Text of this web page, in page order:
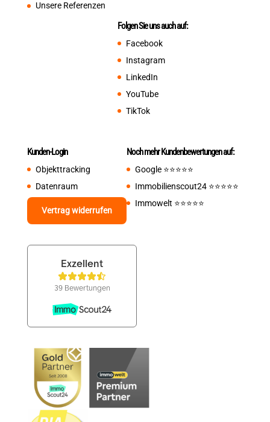
Unsere Referenzen
Folgen Sie uns auch auf:
Facebook
Instagram
LinkedIn
YouTube
TikTok
Kunden-Login
Objekttracking
Datenraum
Vertrag widerrufen
Noch mehr Kundenbewertungen auf:
Google ⭐️⭐️⭐️⭐️⭐️
Immobilienscout24 ⭐️⭐️⭐️⭐️⭐️
Immowelt ⭐️⭐️⭐️⭐️⭐️